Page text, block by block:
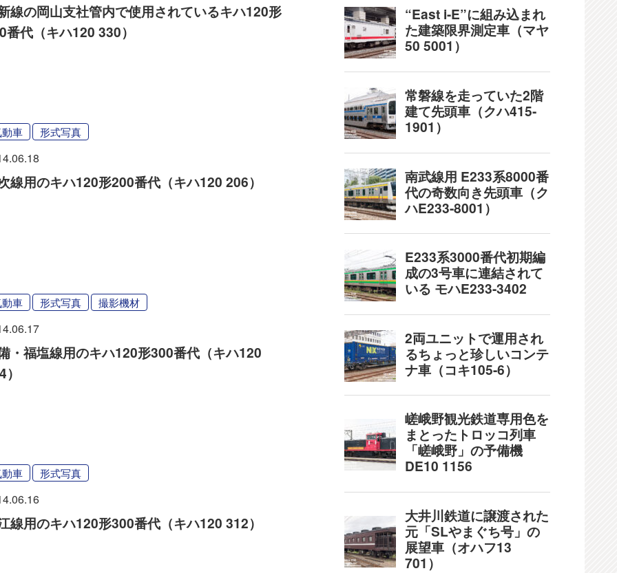
線の岡山支社管内で使用されているキハ120形
番代（キハ120 330）
車 形式写真
線用のキハ120形200番代（キハ120 206）
車 形式写真 撮影機材
・福塩線用のキハ120形300番代（キハ120
車 形式写真
線用のキハ120形300番代（キハ120 312）